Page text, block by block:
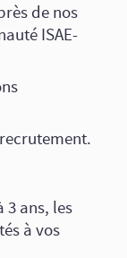
de nos
ISAE-
3 ans, les
à vos